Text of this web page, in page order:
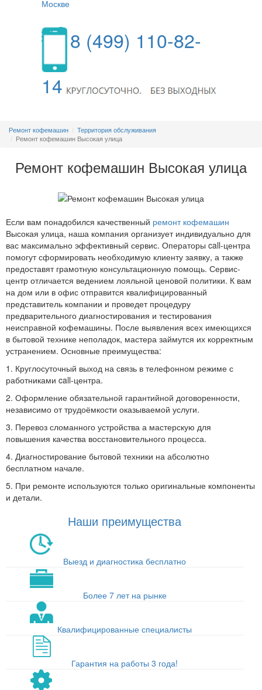
8 (499) 110-82-
14
Ремонт кофемашин
Территория обслуживания
Ремонт кофемашин Высокая улица
Ремонт кофемашин Высокая улица
Если вам понадобился качественный ремонт кофемашин
Высокая улица, наша компания организует индивидуально для
вас максимально эффективный сервис. Операторы call-центра
помогут сформировать необходимую клиенту заявку, а также
предоставят грамотную консультационную помощь. Сервис-
центр отличается ведением лояльной ценовой политики. К вам
на дом или в офис отправится квалифицированный
представитель компании и проведет процедуру
предварительного диагностирования и тестирования
неисправной кофемашины. После выявления всех имеющихся
в бытовой технике неполадок, мастера займутся их корректным
устранением. Основные преимущества:
1. Круглосуточный выход на связь в телефонном режиме с
работниками call-центра.
2. Оформление обязательной гарантийной договоренности,
независимо от трудоёмкости оказываемой услуги.
3. Перевоз сломанного устройства а мастерскую для
повышения качества восстановительного процесса.
4. Диагностирование бытовой техники на абсолютно
бесплатном начале.
5. При ремонте используются только оригинальные компоненты
и детали.
Наши преимущества
Выезд и диагностика бесплатно
Более 7 лет на рынке
Квалифицированные специалисты
Гарантия на работы 3 года!